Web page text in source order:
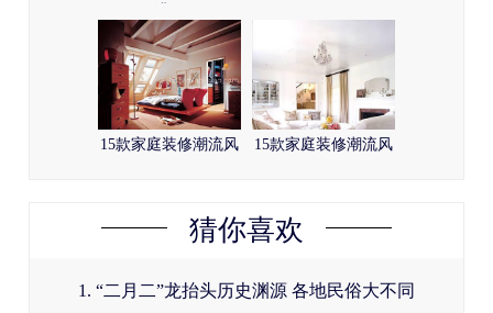
15款家庭装修潮流风 15款家庭装修潮流风
猜你喜欢
1. “二月二”龙抬头历史渊源 各地民俗大不同